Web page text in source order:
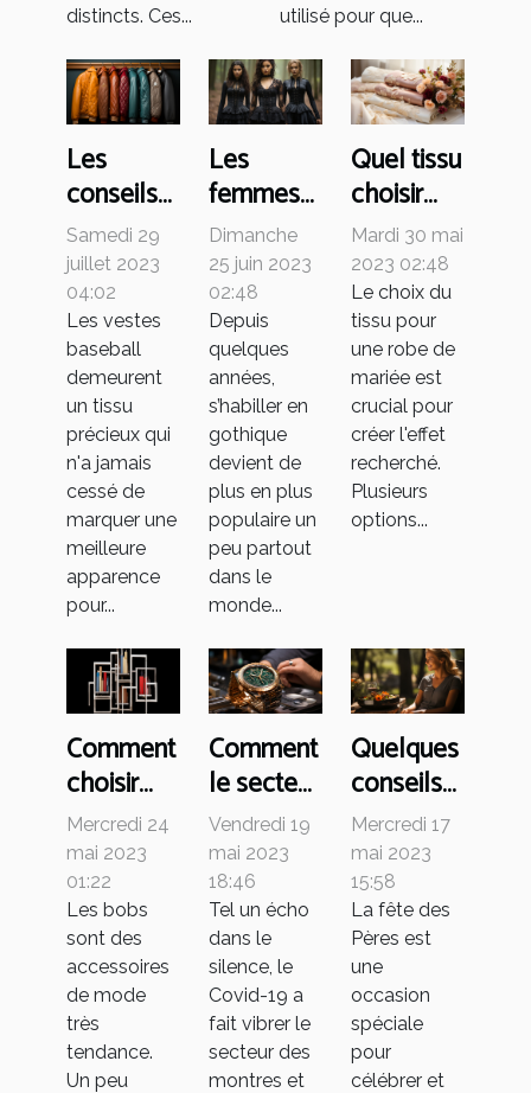
distincts. Ces...
utilisé pour que...
Les
conseils
pour
réussir le
choix des
vestes
baseball
Samedi 29
juillet 2023
04:02
Les vestes
baseball
demeurent
un tissu
précieux qui
n'a jamais
cessé de
marquer une
meilleure
apparence
pour...
Les
femmes
peuvent
elles
s’habiller
en
gothique
?
Dimanche
25 juin 2023
02:48
Depuis
quelques
années,
s’habiller en
gothique
devient de
plus en plus
populaire un
peu partout
dans le
monde...
Quel tissu
choisir
pour sa
robe de
mariée ?
Mardi 30 mai
2023 02:48
Le choix du
tissu pour
une robe de
mariée est
crucial pour
créer l'effet
recherché.
Plusieurs
options...
Comment
choisir
votre bob
?
Mercredi 24
mai 2023
01:22
Les bobs
sont des
accessoires
de mode
très
tendance.
Un peu
Comment
le secteur
des
montres
et de la
joaillerie
a-t-il été
impacté
par le
Covid-19 ?
Vendredi 19
mai 2023
18:46
Tel un écho
dans le
silence, le
Covid-19 a
fait vibrer le
secteur des
montres et
Quelques
conseils
pour une
journée
des fêtes
des pères
parfaites
Mercredi 17
mai 2023
15:58
La fête des
Pères est
une
occasion
spéciale
pour
célébrer et